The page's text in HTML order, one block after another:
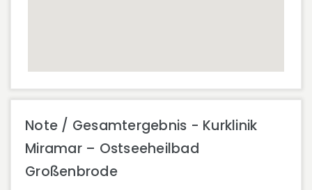
Note / Gesamtergebnis - Kurklinik
Miramar – Ostseeheilbad
Großenbrode